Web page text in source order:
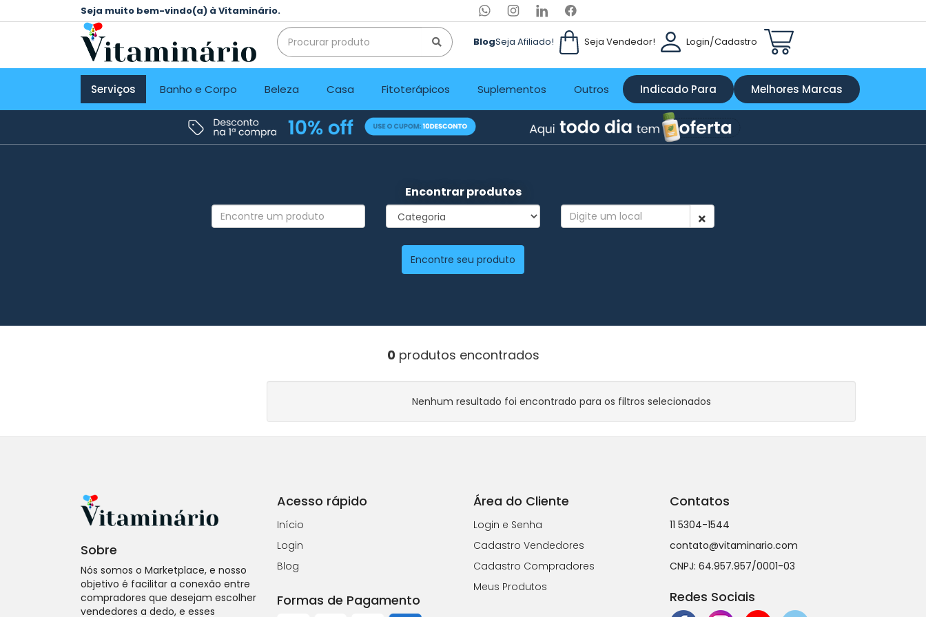
Seja muito bem-vindo(a) à Vitaminário.
BlogSeja Afiliado! Seja Vendedor! Login/Cadastro
Serviços Banho e Corpo Beleza Casa Fitoterápicos Suplementos Outros Indicado Para Melhores Marcas
Encontrar produtos
Encontre seu produto
0 produtos encontrados
Nenhum resultado foi encontrado para os filtros selecionados
Sobre
Nós somos o Marketplace, e nosso
objetivo é facilitar a conexão entre
compradores que desejam escolher
vendedores a dedo, e esses
Acesso rápido
Início
Login
Blog
Formas de Pagamento
Área do Cliente
Login e Senha
Cadastro Vendedores
Cadastro Compradores
Meus Produtos
Contatos
11 5304-1544
contato@vitaminario.com
CNPJ: 64.957.957/0001-03
Redes Sociais